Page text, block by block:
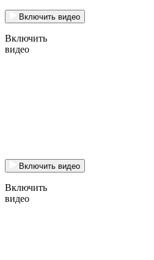
Включить видео
Включить
видео
Включить видео
Включить
видео